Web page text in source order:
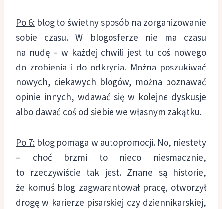
Po 6: blog to świetny sposób na zorganizowanie
sobie czasu. W blogosferze nie ma czasu
na nudę – w każdej chwili jest tu coś nowego
do zrobienia i do odkrycia. Można poszukiwać
nowych, ciekawych blogów, można poznawać
opinie innych, wdawać się w kolejne dyskusje
albo dawać coś od siebie we własnym zakątku.
Po 7: blog pomaga w autopromocji. No, niestety
– choć brzmi to nieco niesmacznie,
to rzeczywiście tak jest. Znane są historie,
że komuś blog zagwarantował pracę, otworzył
drogę w karierze pisarskiej czy dziennikarskiej,